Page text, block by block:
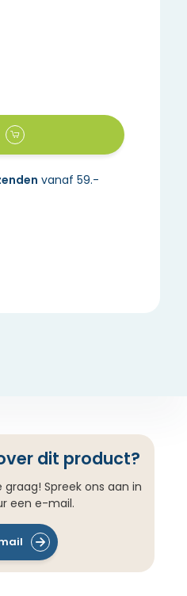
vanaf 59.-
dit product?
Spreek ons aan in
een e-mail.